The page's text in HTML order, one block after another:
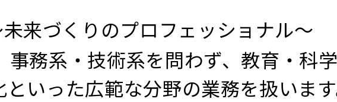
来づくりのプロフェッショナル～
務系・技術系を問わず、教育・科
いった広範な分野の業務を扱いま